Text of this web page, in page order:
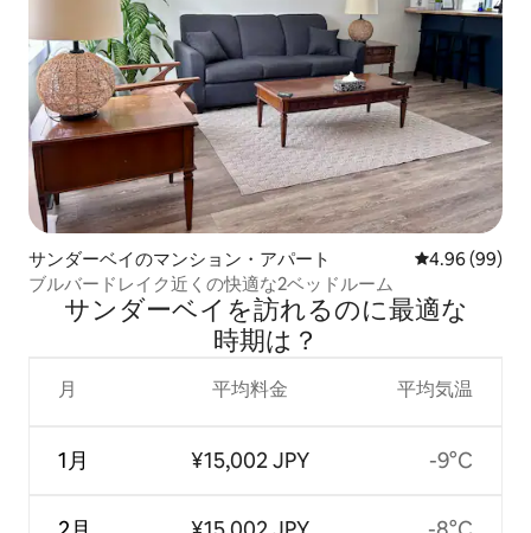
サンダーベイのマンション・アパート レビュー99件
4.96 (99)
ブルバードレイク近くの快適な2ベッドルーム
サンダーベイを訪⁠れ⁠るの⁠に最⁠適⁠な
時⁠期⁠は⁠？
月
1月
平均料金
¥15,002 JPY
平均気温
-9°C